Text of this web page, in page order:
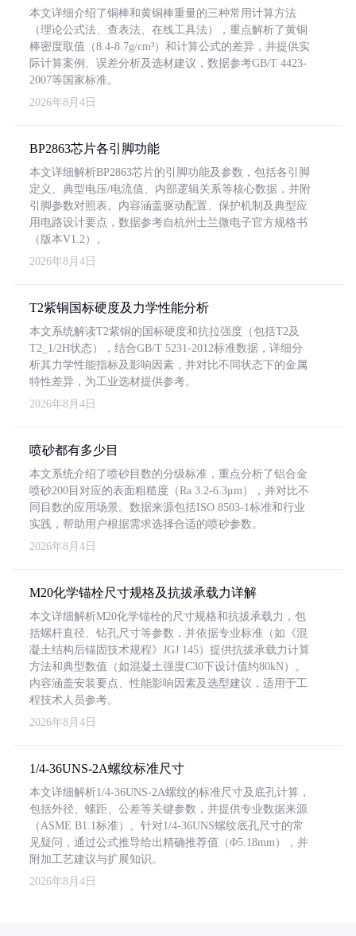
本文详细介绍了铜棒和黄铜棒重量的三种常用计算方法
（理论公式法、查表法、在线工具法），重点解析了黄铜
棒密度取值（8.4-8.7g/cm³）和计算公式的差异，并提供实
际计算案例、误差分析及选材建议，数据参考GB/T 4423-
2007等国家标准。
2026年8月4日
BP2863芯片各引脚功能
本文详细解析BP2863芯片的引脚功能及参数，包括各引脚
定义、典型电压/电流值、内部逻辑关系等核心数据，并附
引脚参数对照表。内容涵盖驱动配置、保护机制及典型应
用电路设计要点，数据参考自杭州士兰微电子官方规格书
（版本V1.2）。
2026年8月4日
T2紫铜国标硬度及力学性能分析
本文系统解读T2紫铜的国标硬度和抗拉强度（包括T2及
T2_1/2H状态），结合GB/T 5231-2012标准数据，详细分
析其力学性能指标及影响因素，并对比不同状态下的金属
特性差异，为工业选材提供参考。
2026年8月4日
喷砂都有多少目
本文系统介绍了喷砂目数的分级标准，重点分析了铝合金
喷砂200目对应的表面粗糙度（Ra 3.2-6.3μm），并对比不
同目数的应用场景。数据来源包括ISO 8503-1标准和行业
实践，帮助用户根据需求选择合适的喷砂参数。
2026年8月4日
M20化学锚栓尺寸规格及抗拔承载力详解
本文详细解析M20化学锚栓的尺寸规格和抗拔承载力，包
括螺杆直径、钻孔尺寸等参数，并依据专业标准（如《混
凝土结构后锚固技术规程》JGJ 145）提供抗拔承载力计算
方法和典型数值（如混凝土强度C30下设计值约80kN）。
内容涵盖安装要点、性能影响因素及选型建议，适用于工
程技术人员参考。
2026年8月4日
1/4-36UNS-2A螺纹标准尺寸
本文详细解析1/4-36UNS-2A螺纹的标准尺寸及底孔计算，
包括外径、螺距、公差等关键参数，并提供专业数据来源
（ASME B1.1标准）。针对1/4-36UNS螺纹底孔尺寸的常
见疑问，通过公式推导给出精确推荐值（Φ5.18mm），并
附加工艺建议与扩展知识。
2026年8月4日